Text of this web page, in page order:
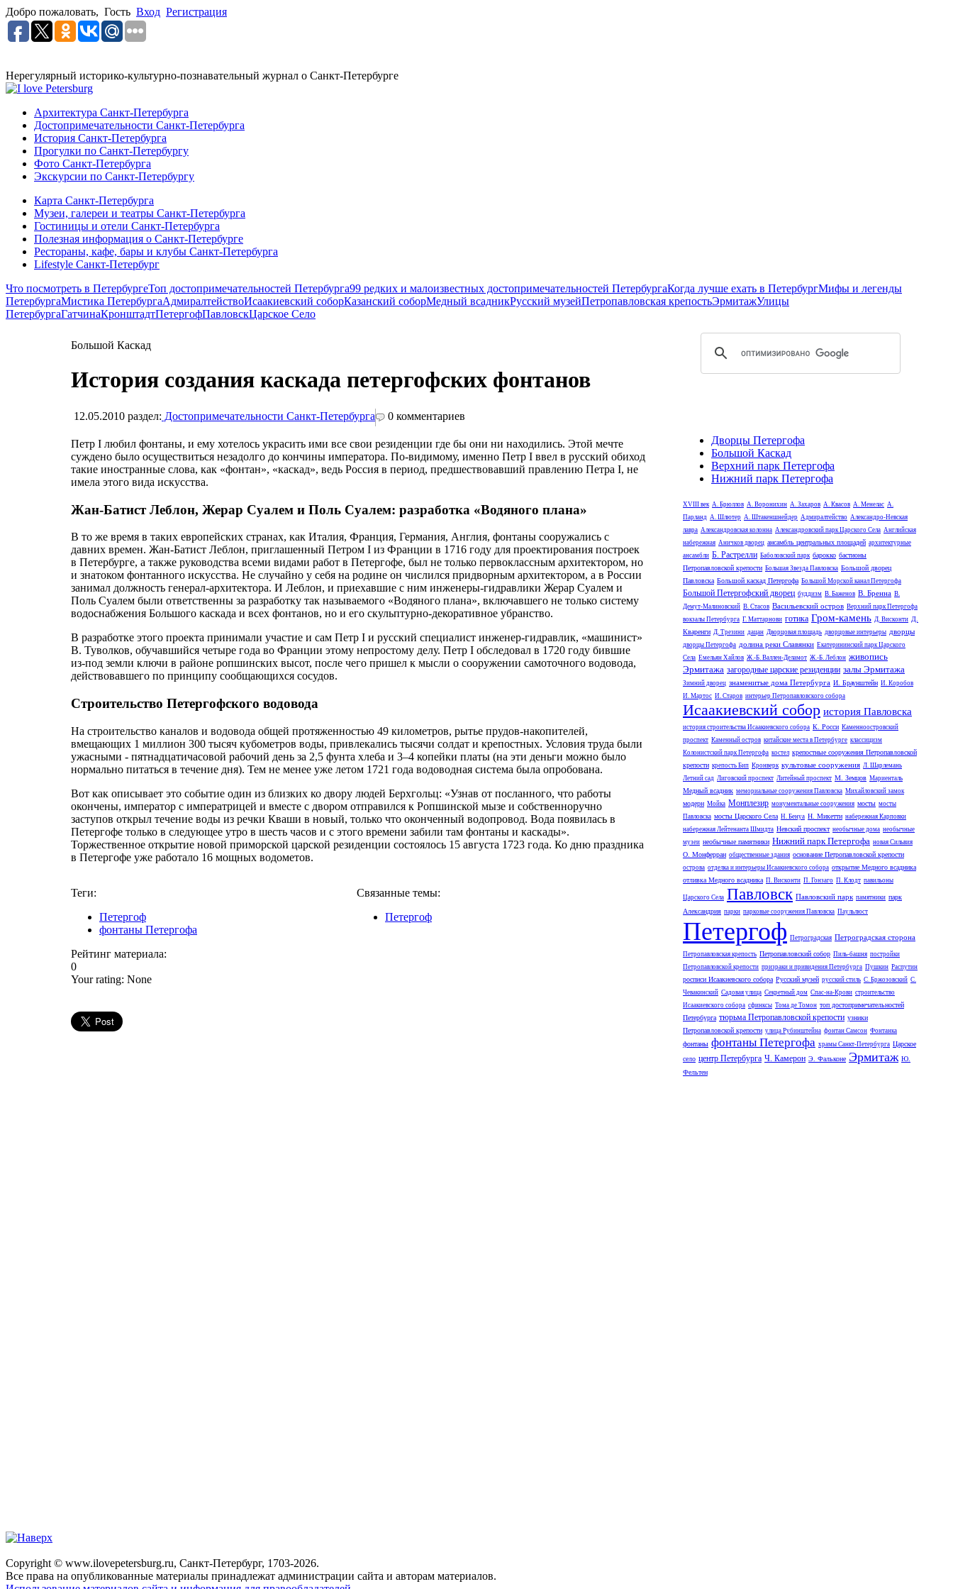
Добро пожаловать, Гость Вход Регистрация
Нерегулярный историко-культурно-познавательный журнал о Санкт-Петербурге
Архитектура Санкт-Петербурга
Достопримечательности Санкт-Петербурга
История Санкт-Петербурга
Прогулки по Санкт-Петербургу
Фото Санкт-Петербурга
Экскурсии по Санкт-Петербургу
Карта Санкт-Петербурга
Музеи, галереи и театры Санкт-Петербурга
Гостиницы и отели Санкт-Петербурга
Полезная информация о Санкт-Петербурге
Рестораны, кафе, бары и клубы Санкт-Петербурга
Lifestyle Санкт-Петербург
Что посмотреть в ПетербургеТоп достопримечательностей Петербурга99 редких и малоизвестных достопримечательностей ПетербургаКогда лучше ехать в ПетербургМифы и легенды
ПетербургаМистика ПетербургаАдмиралтействоИсаакиевский соборКазанский соборМедный всадникРусский музейПетропавловская крепостьЭрмитажУлицы
ПетербургаГатчинаКронштадтПетергофПавловскЦарское Село
Большой Каскад
История создания каскада петергофских фонтанов
12.05.2010 раздел: Достопримечательности Санкт-Петербурга 0 комментариев
Петр I любил фонтаны, и ему хотелось украсить ими все свои резиденции где бы они ни находились. Этой мечте
суждено было осуществиться незадолго до кончины императора. По-видимому, именно Петр I ввел в русский обиход
такие иностранные слова, как «фонтан», «каскад», ведь Россия в период, предшествовавший правлению Петра I, не
имела этого вида искусства.
Жан-Батист Леблон, Жерар Суалем и Поль Суалем: разработка «Водяного плана»
В то же время в таких европейских странах, как Италия, Франция, Германия, Англия, фонтаны сооружались с
давних времен. Жан-Батист Леблон, приглашенный Петром I из Франции в 1716 году для проектирования построек
в Петербурге, а также руководства всеми видами работ в Петергофе, был не только первоклассным архитектором, но
и знатоком фонтанного искусства. Не случайно у себя на родине он числился придворным архитектором, а в России
занимал должность генерал-архитектора. И Леблон, и приехавшие с ним инженеры-гидравлики Жерар Суалем и
Поль Суалем были ответственны за разработку так называемого «Водяного плана», включавшего не только систему
водоснабжения Большого каскада и всех фонтанов, но и его скульптурно-декоративное убранство.
В разработке этого проекта принимали участие и сам Петр I и русский специалист инженер-гидравлик, «машинист»
В. Туволков, обучавшийся четыре года во Франции этому непростому делу. Петр I обследовал в 1720 году бившие
из-под земли ключи в районе ропшинских высот, после чего пришел к мысли о сооружении самоточного водовода,
действовавшего по принципу сообщающихся сосудов.
Строительство Петергофского водовода
На строительство каналов и водовода общей протяженностью 49 километров, рытье прудов-накопителей,
вмещающих 1 миллион 300 тысяч кубометров воды, привлекались тысячи солдат и крепостных. Условия труда были
ужасными - пятнадцатичасовой рабочий день за 2,5 фунта хлеба и 3–4 копейки платы (на эти деньги можно было
нормально питаться в течение дня). Тем не менее уже летом 1721 года водоводная система была опробована.
Вот как описывает это событие один из близких ко двору людей Берхгольц: «Узнав от посланного, что работы
окончены, император с императрицей и вместе с двором отправился к Ропшинской мызе и собственноручно
заступов открыл течение воды из речки Кваши в новый, только что оконченный водопровод. Вода появилась в
Петергофе только в следующее утро в шесть часов и с этого времени забили там фонтаны и каскады».
Торжественное открытие новой приморской царской резиденции состоялось 15 августа 1723 года. Ко дню праздника
в Петергофе уже работало 16 мощных водометов.
Теги:
Петергоф
фонтаны Петергофа
Связанные темы:
Петергоф
Рейтинг материала:
0
Your rating: None
Дворцы Петергофа
Большой Каскад
Верхний парк Петергофа
Нижний парк Петергофа
XVIII век А. Брюллов А. Воронихин А. Захаров А. Квасов А. Менелас А.
Парланд А. Шлютер А. Штакеншнейдер Адмиралтейство Александро-Невская
лавра Александровская колонна Александровский парк Царского Села Английская
набережная Аничков дворец ансамбль центральных площадей архитектурные
ансамбли Б. Растрелли Баболовский парк барокко бастионы
Петропавловской крепости Большая Звезда Павловска Большой дворец
Павловска Большой каскад Петергофа Большой Морской канал Петергофа
Большой Петергофский дворец буддизм В. Баженов В. Бренна В.
Демут-Малиновский В. Стасов Васильевский остров Верхний парк Петергофа
вокзалы Петербурга Г. Маттарнови готика Гром-камень Д. Висконти Д.
Кваренги Д. Трезини дацан Дворцовая площадь дворцовые интерьеры дворцы
дворцы Петергофа долина реки Славянки Екатерининский парк Царского
Села Емельян Хайлов Ж.-Б. Валлен-Деламот Ж.-Б. Леблон живопись
Эрмитажа загородные царские резиденции залы Эрмитажа
Зимний дворец знаменитые дома Петербурга И. Браунштейн И. Коробов
И. Мартос И. Старов интерьер Петропавловского собора
Исаакиевский собор история Павловска
история строительства Исаакиевского собора К. Росси Каменноостровский
проспект Каменный остров китайские места в Петербурге классицизм
Колонистский парк Петергофа костел крепостные сооружения Петропавловской
крепости крепость Бип Кронверк культовые сооружения Л. Шарлемань
Летний сад Лиговский проспект Литейный проспект М. Земцов Мариенталь
Медный всадник мемориальные сооружения Павловска Михайловский замок
модерн Мойка Монплезир монументальные сооружения мосты мосты
Павловска мосты Царского Села Н. Бенуа Н. Микетти набережная Карповки
набережная Лейтенанта Шмидта Невский проспект необычные дома необычные
музеи необычные памятники Нижний парк Петергофа новая Сильвия
О. Монферран общественные здания основание Петропавловской крепости
острова отделка и интерьеры Исаакиевского собора открытие Медного всадника
отливка Медного всадника П. Висконти П. Гонзаго П. Клодт павильоны
Царского Села Павловск Павловский парк памятники парк
Александрия парки парковые сооружения Павловска Паульлюст
Петергоф Петроградская Петроградская сторона
Петропавловская крепость Петропавловский собор Пиль-башня постройки
Петропавловской крепости призраки и привидения Петербурга Пушкин Распутин
росписи Исаакиевского собора Русский музей русский стиль С. Бржозовский С.
Чевакинский Садовая улица Секретный дом Спас-на-Крови строительство
Исаакиевского собора сфинксы Тома де Томон топ достопримечательностей
Петербурга тюрьма Петропавловской крепости узники
Петропавловской крепости улица Рубинштейна фонтан Самсон Фонтанка
фонтаны фонтаны Петергофа храмы Санкт-Петербурга Царское
село центр Петербурга Ч. Камерон Э. Фальконе Эрмитаж Ю.
Фельтен
Copyright © www.ilovepetersburg.ru, Санкт-Петербург, 1703-2026.
Все права на опубликованные материалы принадлежат администрации сайта и авторам материалов.